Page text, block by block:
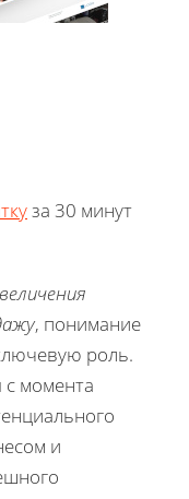
за 30 минут
, понимание
роль.
с момента
и